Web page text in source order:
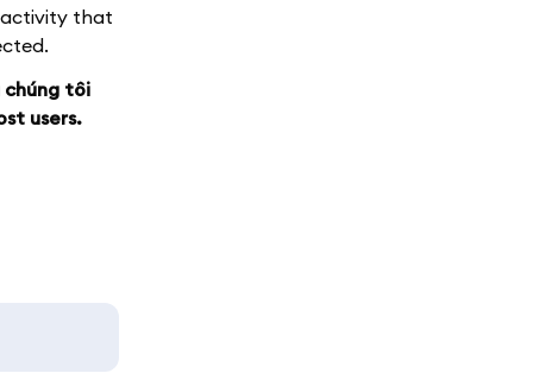
activity that
chúng tôi
users.